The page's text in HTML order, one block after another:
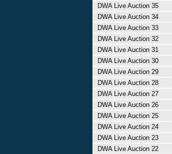
DWA Live Auction 35
DWA Live Auction 34
DWA Live Auction 33
DWA Live Auction 32
DWA Live Auction 31
DWA Live Auction 30
DWA Live Auction 29
DWA Live Auction 28
DWA Live Auction 27
DWA Live Auction 26
DWA Live Auction 25
DWA Live Auction 24
DWA Live Auction 23
DWA Live Auction 22